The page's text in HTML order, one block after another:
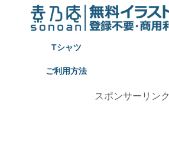
Tシャツ
ご利用方法
スポンサーリンク